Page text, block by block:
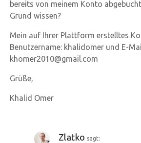
bereits von meinem Konto
Grund wissen?
Mein auf Ihrer Plattform erstelltes
Benutzername: khalidomer und E-
khomer2010@gmail.com
Grüße,
Khalid Omer
Zlatko sagt: